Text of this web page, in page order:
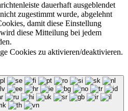
dauerhaft ausgeblendet
zugestimmt wurde, abgelehnt
damit diese Einstellung
diese Mitteilung bei jedem
Cookies zu aktivieren/deaktivieren.